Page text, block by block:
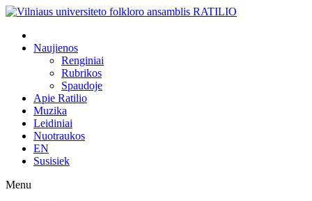
Naujienos
Renginiai
Rubrikos
Spaudoje
Apie Ratilio
Muzika
Leidiniai
Nuotraukos
EN
Susisiek
Menu